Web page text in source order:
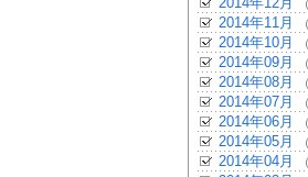
2014年11月
2014年10月
2014年09月
2014年08月
2014年07月
2014年06月
2014年05月
2014年04月